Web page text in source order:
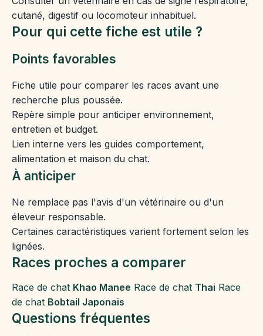
cutané, digestif ou locomoteur inhabituel.
Pour qui cette fiche est utile ?
Points favorables
Fiche utile pour comparer les races avant une
recherche plus poussée.
Repère simple pour anticiper environnement,
entretien et budget.
Lien interne vers les guides comportement,
alimentation et maison du chat.
À anticiper
Ne remplace pas l'avis d'un vétérinaire ou d'un
éleveur responsable.
Certaines caractéristiques varient fortement selon les
lignées.
Races proches a comparer
Race de chat Khao Manee Race de chat Thai Race
de chat Bobtail Japonais
Questions fréquentes